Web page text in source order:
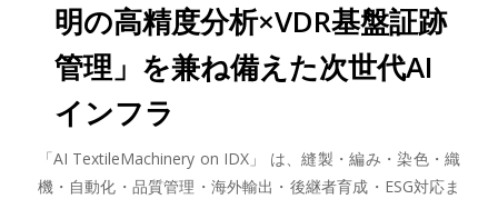
明の高精度分析×VDR基盤証跡
管理」を兼ね備えた次世代AI
インフラ
「AI TextileMachinery on IDX」 は、縫製・編み・染色・織
機・自動化・品質管理・海外輸出・後継者育成・ESG対応ま